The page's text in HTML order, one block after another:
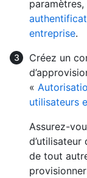
entreprise.
Créez un
«
utilisateurs
Assurez-
de tout